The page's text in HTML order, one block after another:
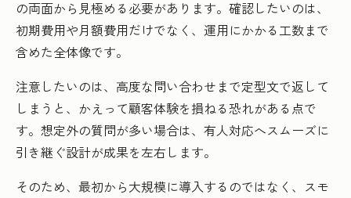
の両面から見極める必要があります。確認したいのは、
初期費用や月額費用だけでなく、運用にかかる工数まで
含めた全体像です。
注意したいのは、高度な問い合わせまで定型文で返して
しまうと、かえって顧客体験を損ねる恐れがある点で
す。想定外の質問が多い場合は、有人対応へスムーズに
引き継ぐ設計が成果を左右します。
そのため、最初から大規模に導入するのではなく、スモ